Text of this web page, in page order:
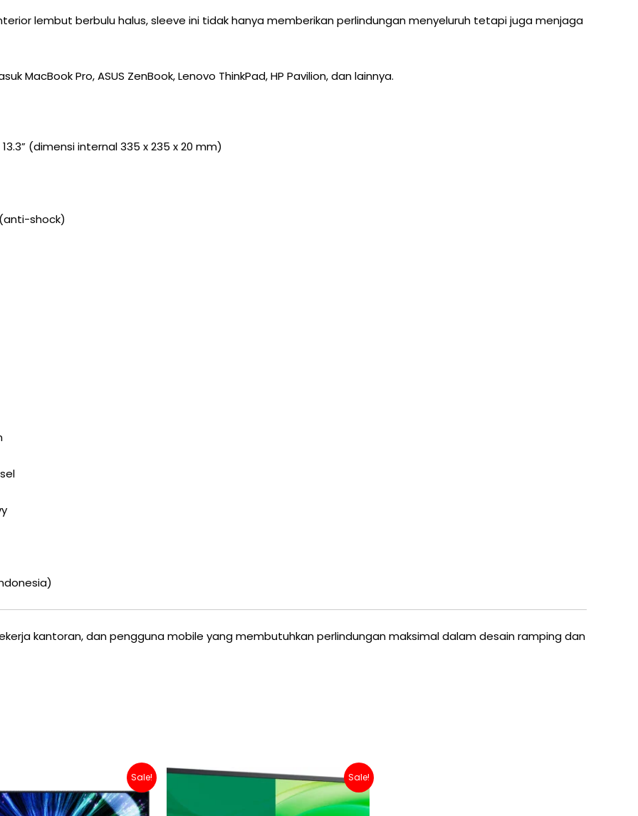
lembut berbulu halus, sleeve ini tidak hanya memberikan perlindungan menyeluruh tetapi juga menjaga
MacBook Pro, ASUS ZenBook, Lenovo ThinkPad, HP Pavilion, dan lainnya.
(dimensi internal 335 x 235 x 20 mm)
shock)
kantoran, dan pengguna mobile yang membutuhkan perlindungan maksimal dalam desain ramping dan
Sale!
was:
Rp 5,700,000.
is:
Rp 4,800,000.
Sale!
Original
Rp 3,800,000.
Current
price
is:
Rp 3,100,000.